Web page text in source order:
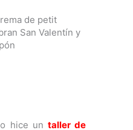
de petit
San Valentín y
hice un taller de